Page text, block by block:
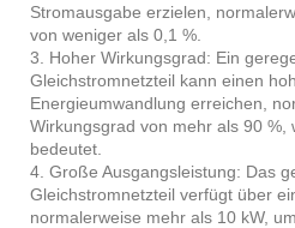
Stromausgabe erzielen,
von weniger als 0,1 %.
3. Hoher Wirkungsgrad: Ein
Gleichstromnetzteil kann einen
Energieumwandlung erreichen,
Wirkungsgrad von mehr als 90 %,
bedeutet.
4. Große Ausgangsleistung: Das
Gleichstromnetzteil verfügt über
normalerweise mehr als 10 kW,